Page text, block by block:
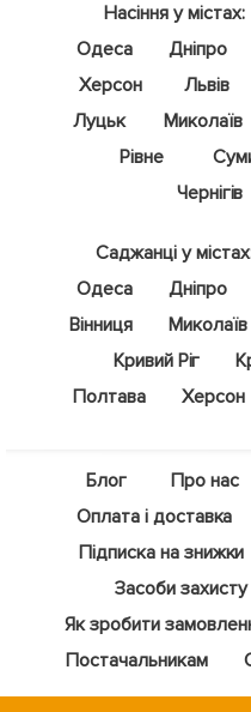
Насіння у містах:
Одеса
Дніпро
Херсон
Львів
Луцьк
Миколаїв
Рівне
Чернігів
Саджанці у
Одеса
Дніпро
Вінниця
Миколаїв
Кривий Ріг
Полтава
Херсон
Блог Про нас
Оплата і доставка
Підписка на знижки
Засоби
Як зробити
Постачальникам